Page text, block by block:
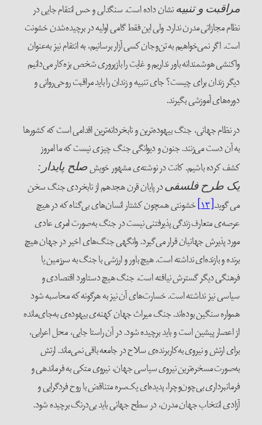
مراقبت و تنبیه نشان داده است. سنگدلی و حس انتقام جایی در
نظام مجازاتی مدرن ندارد. ولی این فقط گامی اولیه در برچیده‌شدن خشونت
است. اگر نمی‌خواهیم به تن‌و‌جان کسی آزار برسانیم، به انتقام نیز به‌عنوان
واکنشی هوشمندانه باور نداریم و غایت را بازپروری شخص بزه‌کار می‌دانیم
دیگر زندان برای چیست؟ جای تنبیه و زندان را باید مراقبت روحی‌روانی و
دوره‌های آموزشی بگیرند.
در نظام جهانی، جنگ بیهوده‌ترین و نابخردانه‌ترین اقدامی است که کشورها
به آن دست می‌زنند. جنون و دیوانگی جنگ چیزی نیست که ما امروز
کشف کرده باشیم. کانت در نوشته‌ی مشهور خویشصلح پایدار:
یک طرح فلسفیدر پایان قرن هجدهم از نابخردی جنگ سخن
می گوید.[۱۳]
خشونتی همچون کشتار انسان‌های بی‌گناه که در هیچ
عرصه‌ی متعارف زندگی پذیرفتنی نیست در جنگ به‌صورت امری عادی
مورد پذیرش جهانیان قرار می‌گیرد. وانگهی جنگ‌های اخیر در جهان هیچ
برنده و بازنده‌ای نداشته است. هیچ باور و ارزشی با جنگ به سرزمین یا
فرهنگی دیگر گسترش نیافته است. جنگ هیچ دستاورد اقتصادی و
سیاسی نیز نداشته است. خسارت‌های آن نیز به هرگونه که محاسبه شود
همواره سنگین بوده‌اند. جنگ میراث جهان کهنه‌‌ی بیهوده‌ی به‌جای‌مانده
از اعصار پیشین است و باید برچیده شود. در آن راستا جایی،‌ محل اعرابی،
برای ارتش و نیروی به‌کاربرنده‌ی سلاح در جامعه باقی نمی‌ماند. ارتش
به‌صورت مسخره‌ترین نیروی سیاسی جهان، نیروی متکی به فرماندهی و
فرمانبرداری بی‌چون‌و‌چرا، پدیده‌ای یک‌سره متناقض با روح فردگرایی و
آزادی انتخاب جهان مدرن، در سطح جهانی باید بی‌درنگ برچیده شود.